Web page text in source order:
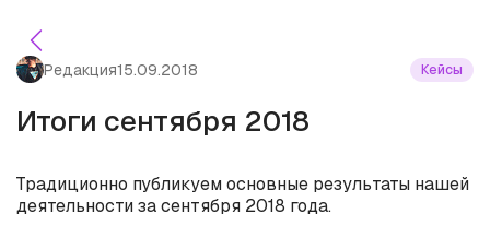
Редакция15.09.2018 Кейсы
Итоги сентября 2018
Традиционно публикуем основные результаты нашей
деятельности за сентября 2018 года.